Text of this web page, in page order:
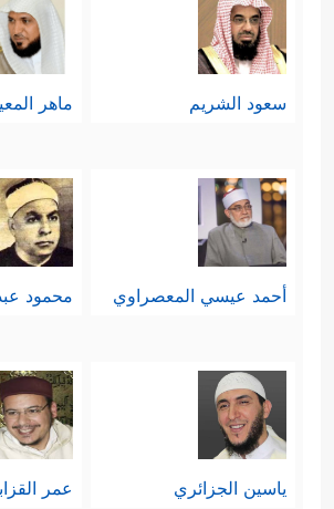
سعود الشريم ماهر
أحمد عيسي المعصراوي محمود
ياسين الجزائري عمر